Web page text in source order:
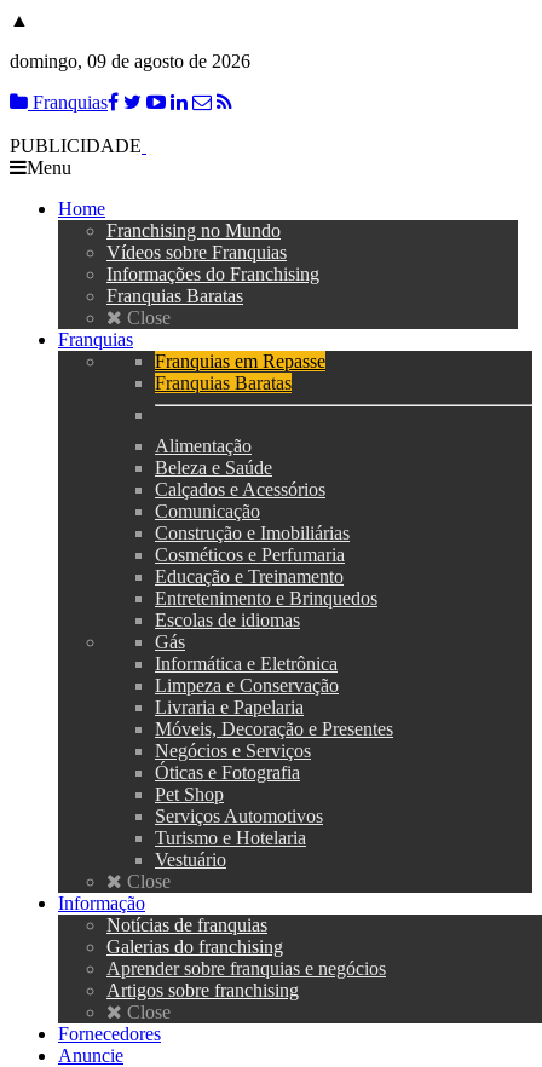
▲
domingo, 09 de agosto de 2026
Franquias
PUBLICIDADE
Menu
Home
Franchising no Mundo
Vídeos sobre Franquias
Informações do Franchising
Franquias Baratas
Close
Franquias
Franquias em Repasse
Franquias Baratas
Alimentação
Beleza e Saúde
Calçados e Acessórios
Comunicação
Construção e Imobiliárias
Cosméticos e Perfumaria
Educação e Treinamento
Entretenimento e Brinquedos
Escolas de idiomas
Gás
Informática e Eletrônica
Limpeza e Conservação
Livraria e Papelaria
Móveis, Decoração e Presentes
Negócios e Serviços
Óticas e Fotografia
Pet Shop
Serviços Automotivos
Turismo e Hotelaria
Vestuário
Close
Informação
Notícias de franquias
Galerias do franchising
Aprender sobre franquias e negócios
Artigos sobre franchising
Close
Fornecedores
Anuncie